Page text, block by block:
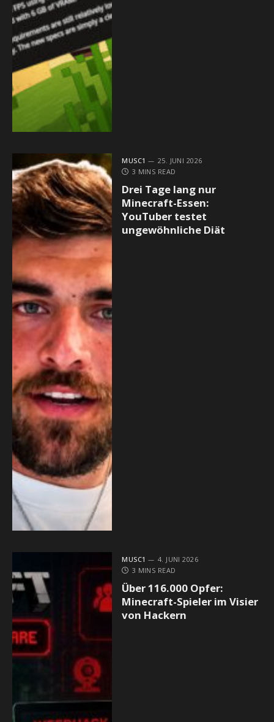
MUSC1
25. JUNI 2026
3 MINS READ
Drei Tage lang nur
Minecraft-Essen:
YouTuber testet
ungewöhnliche Diät
MUSC1
4. JUNI 2026
3 MINS READ
Über 116.000 Opfer:
Minecraft-Spieler im Visier
von Hackern